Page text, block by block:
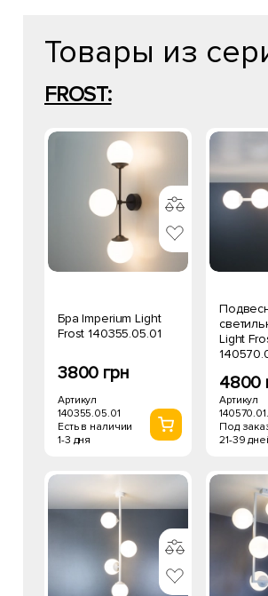
Товары из
FROST:
Бра Imperium Light
Frost 140355.05.01
3800 грн
Артикул
140355.05.01
Есть в наличии
1-3 дня
Light
4800
Артикул
Под
21-39